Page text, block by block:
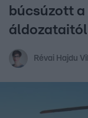
búcsúzott
Révai Hajdu